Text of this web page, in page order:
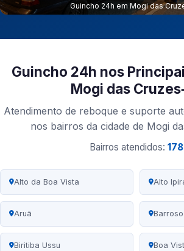
Guincho 24h em Mogi das
Guincho 24h nos
Mogi das
Atendimento de reboque e suporte
nos bairros da cidade de Mogi
Bairros atendidos: 178
Alto da Boa Vista Alto
Aruã Barroso
Biritiba Ussu Boa